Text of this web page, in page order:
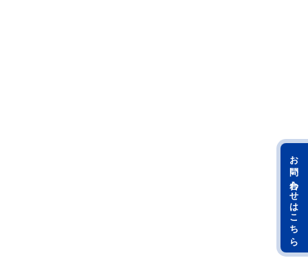
お問い合わせはこちら